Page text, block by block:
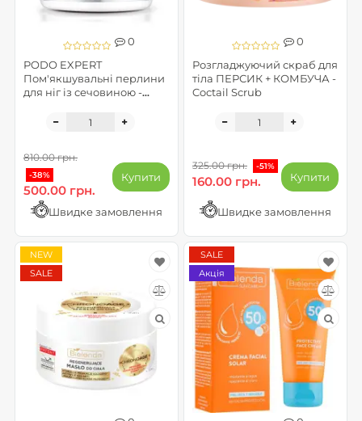
0
PODO EXPERT
Пом'якшувальні перлини
для ніг із сечовиною -
program
810.00 грн.
-38%
500.00 грн.
Купити
Швидке замовлення
0
Розгладжуючий скраб для
тіла ПЕРСИК + КОМБУЧА -
Coctail Scrub
325.00 грн. -51%
160.00 грн. Купити
Швидке замовлення
NEW
SALE
SALE
Акція